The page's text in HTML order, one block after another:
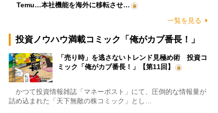
Temu…本社機能を海外に移転させ…
一覧を見る
投資ノウハウ満載コミック「俺がカブ番長！」
「売り時」を逃さないトレンド見極め術 投資コ
ミック「俺がカブ番長！」【第11回】
かつて投資情報雑誌「マネーポスト」にて、圧倒的な情報量が
詰め込まれた「天下無敵の株コミック」とし…